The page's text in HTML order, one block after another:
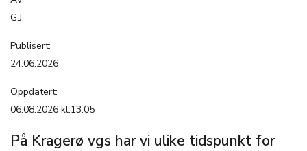
G.J
Publisert:
24.06.2026
Oppdatert:
06.08.2026 kl.13:05
På Kragerø vgs har vi ulike tidspunkt for